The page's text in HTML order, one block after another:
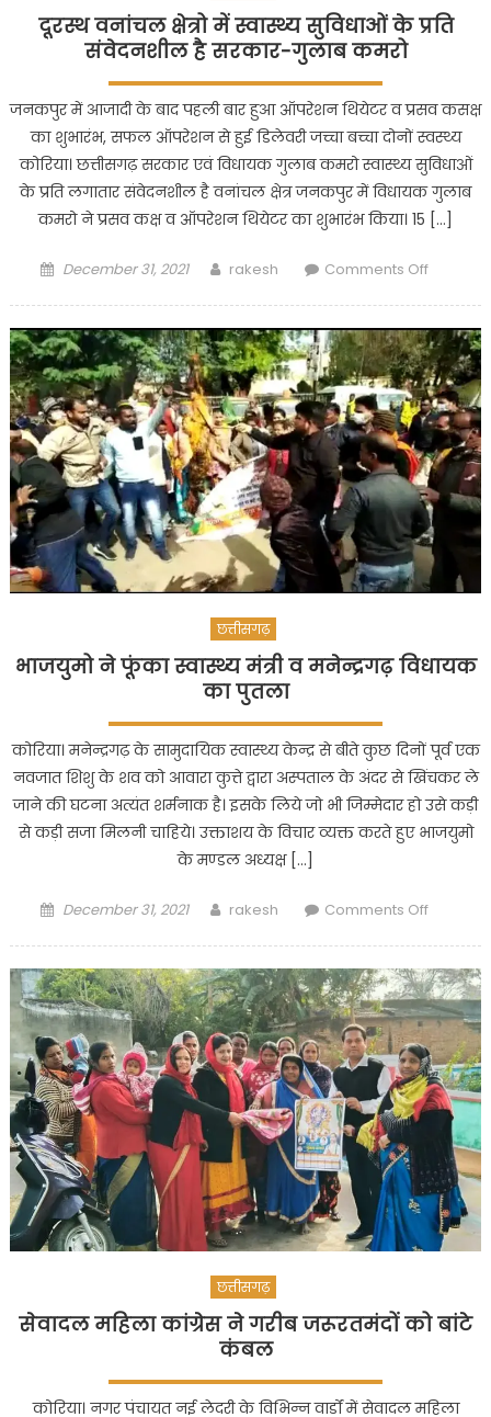
दूरस्थ वनांचल क्षेत्रो में स्वास्थ्य सुविधाओं के प्रति
संवेदनशील है सरकार-गुलाब कमरो
जनकपुर में आजादी के बाद पहली बार हुआ ऑपरेशन थियेटर व प्रसव कसक्ष
का शुभारंभ, सफल ऑपरेशन से हुई डिलेवरी जच्चा बच्चा दोनों स्वस्थ्य
कोरिया। छत्तीसगढ़ सरकार एवं विधायक गुलाब कमरो स्वास्थ्य सुविधाओं
के प्रति लगातार संवेदनशील है वनांचल क्षेत्र जनकपुर में विधायक गुलाब
कमरो ने प्रसव कक्ष व ऑपरेशन थियेटर का शुभारंभ किया। 15 […]
Posted
December 31, 2021 Author
rakesh Comments Offon
क्षेत्रो
में
स्वास्थ्य
सुविधाओं
के
प्रति
है
सरकार-
गुलाब
कमरो
छत्तीसगढ़
भाजयुमो ने फूंका स्वास्थ्य मंत्री व मनेन्द्रगढ़ विधायक
का पुतला
कोरिया। मनेन्द्रगढ़ के सामुदायिक स्वास्थ्य केन्द्र से बीते कुछ दिनों पूर्व एक
नवजात शिशु के शव को आवारा कुत्ते द्वारा अस्पताल के अंदर से खिंचकर ले
जाने की घटना अत्यंत शर्मनाक है। इसके लिये जो भी जिम्मेदार हो उसे कड़ी
से कड़ी सजा मिलनी चाहिये। उक्ताशय के विचार व्यक्त करते हुए भाजयुमो
के मण्डल अध्यक्ष […]
Posted
December 31, 2021 Author
rakesh Comments Offon
फूंका
स्वास्थ्य
मंत्री
व
मनेन्द्रगढ़
विधायक
पुतला
छत्तीसगढ़
सेवादल महिला कांग्रेस ने गरीब जरूरतमंदों को बांटे
कंबल
कोरिया। नगर पंचायत नई लेदरी के विभिन्न वार्डों में सेवादल महिला